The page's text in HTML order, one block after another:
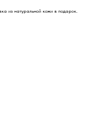
из натуральной кожи в подарок.